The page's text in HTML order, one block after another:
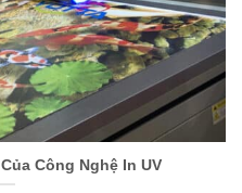
Công Nghệ In UV